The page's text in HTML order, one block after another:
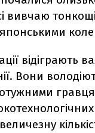
вивчаю
відіграють
Вони